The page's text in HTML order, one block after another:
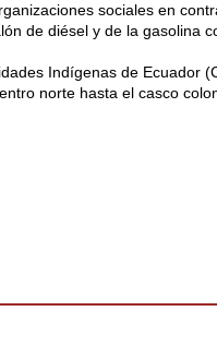
sociales en
de diésel y de la gasolina
Indígenas de Ecuador
norte hasta el casco